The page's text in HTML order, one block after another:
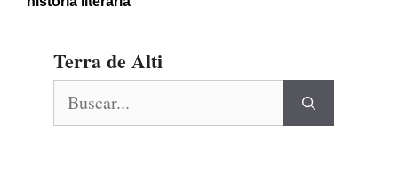
Terra de Alti